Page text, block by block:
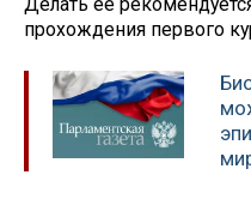
прохождения первого